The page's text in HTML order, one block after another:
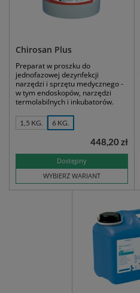
Chirosan Plus
Preparat w proszku do
jednofazowej dezynfekcji
narzędzi i sprzętu medycznego -
w tym endoskopów, narzędzi
termolabilnych i inkubatorów.
1,5 KG. 6 KG.
Dostępny
WYBIERZ WARIANT
448,20 zł